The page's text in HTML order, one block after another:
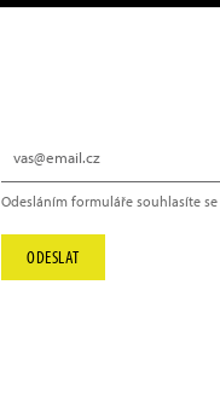
Odesláním formuláře souhlasíte se
ODESLAT